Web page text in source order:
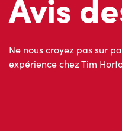
Avis
Ne nous croyez pas sur